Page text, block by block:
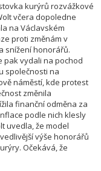
kurýrů rozvážkové
včera dopoledne
na Václavském
proti změnám v
snížení honorářů.
pak vydali na pochod
společnosti na
náměstí, kde protest
změnila
finanční odměna za
podle nich klesly
uvedla, že model
výše honorářů
Očekává, že